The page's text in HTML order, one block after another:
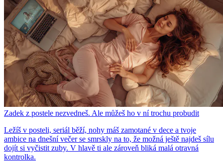
Zadek z postele nezvedneš. Ale můžeš ho v ní trochu probudit
Ležíš v posteli, seriál běží, nohy máš zamotané v dece a tvoje
ambice na dnešní večer se smrskly na to, že možná ještě najdeš sílu
dojít si vyčistit zuby. V hlavě ti ale zároveň bliká malá otravná
kontrolka.